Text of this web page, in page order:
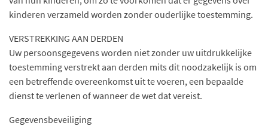
kinderen verzameld worden zonder ouderlijke toestemming.
VERSTREKKING AAN DERDEN
Uw persoonsgegevens worden niet zonder uw uitdrukkelijke
toestemming verstrekt aan derden mits dit noodzakelijk is om
een betreffende overeenkomst uit te voeren, een bepaalde
dienst te verlenen of wanneer de wet dat vereist.
Gegevensbeveiliging